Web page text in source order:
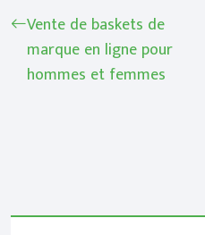
Vente de baskets de
marque en ligne pour
hommes et femmes